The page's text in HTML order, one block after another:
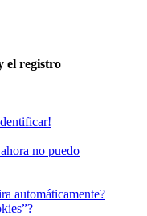
el registro
no puedo
automáticamente?